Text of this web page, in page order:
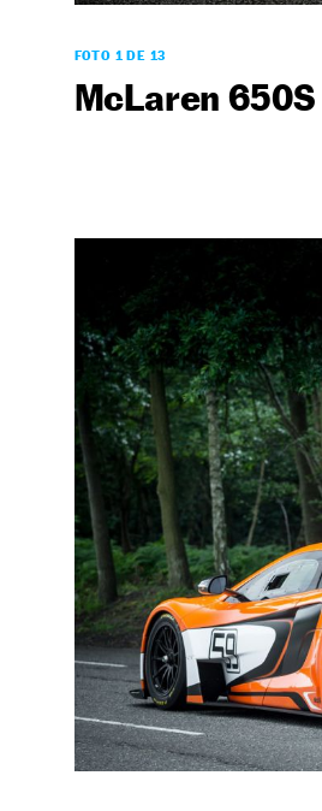
FOTO 1 DE 13
McLaren 650S